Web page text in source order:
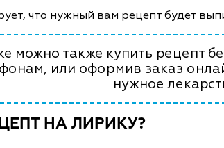
что нужный вам рецепт будет
можно также купить рецепт
или оформив заказ
нужное
НА ЛИРИКУ?